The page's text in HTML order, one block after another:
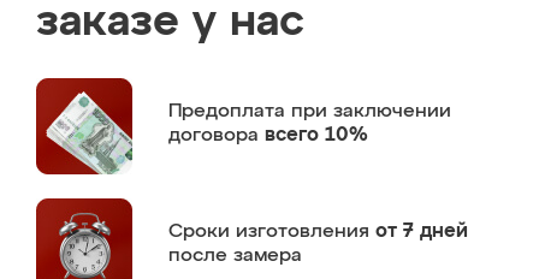
заказе у нас
Предоплата при заключении
договора всего 10%
Сроки изготовления от 7 дней
после замера